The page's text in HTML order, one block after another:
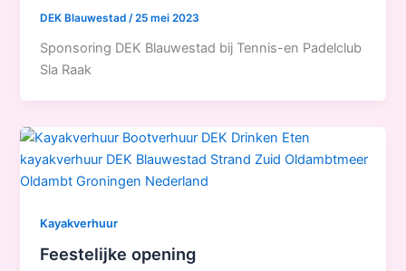
DEK Blauwestad/25 mei 2023
Sponsoring DEK Blauwestad bij Tennis-en Padelclub
Sla Raak
Kayakverhuur
Feestelijke opening